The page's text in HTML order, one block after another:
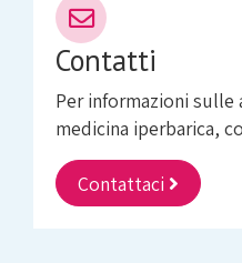
Contatti
Per informazioni
medicina iperbarica,
Contattaci